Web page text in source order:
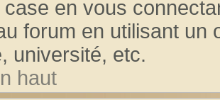
en vous
forum en utilisant un
université, etc.
haut